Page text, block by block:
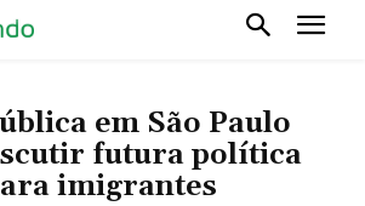
em São Paulo
futura política
imigrantes